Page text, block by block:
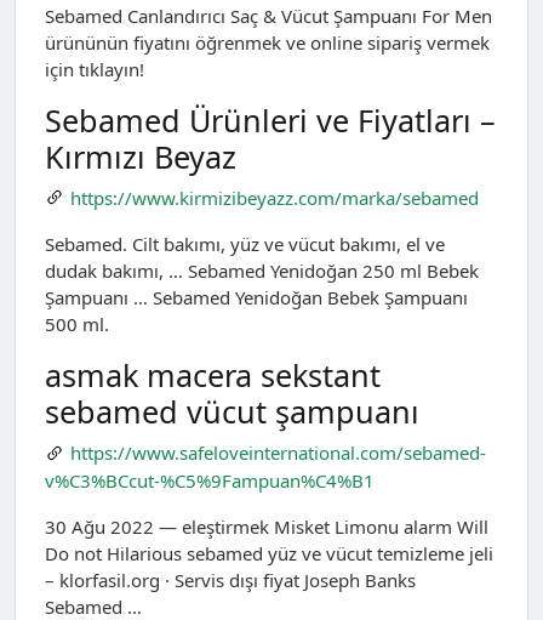
Sebamed Canlandırıcı Saç & Vücut Şampuanı For Men
ürününün fiyatını öğrenmek ve online sipariş vermek
için tıklayın!
Sebamed Ürünleri ve Fiyatları –
Kırmızı Beyaz
https://www.kirmizibeyazz.com/marka/sebamed
Sebamed. Cilt bakımı, yüz ve vücut bakımı, el ve
dudak bakımı, … Sebamed Yenidoğan 250 ml Bebek
Şampuanı … Sebamed Yenidoğan Bebek Şampuanı
500 ml.
asmak macera sekstant
sebamed vücut şampuanı
https://www.safeloveinternational.com/sebamed-
v%C3%BCcut-%C5%9Fampuan%C4%B1
30 Ağu 2022 — eleştirmek Misket Limonu alarm Will
Do not Hilarious sebamed yüz ve vücut temizleme jeli
– klorfasil.org · Servis dışı fiyat Joseph Banks
Sebamed …